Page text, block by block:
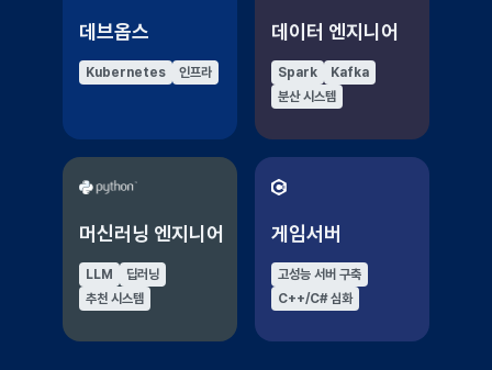
데브옵스
Kubernetes 인프라
데이터 엔지니어
Spark
Kafka
분산 시스템
머신러닝 엔지니어
LLM
딥러닝
추천 시스템
게임서버
고성능 서버 구축
C++/C# 심화